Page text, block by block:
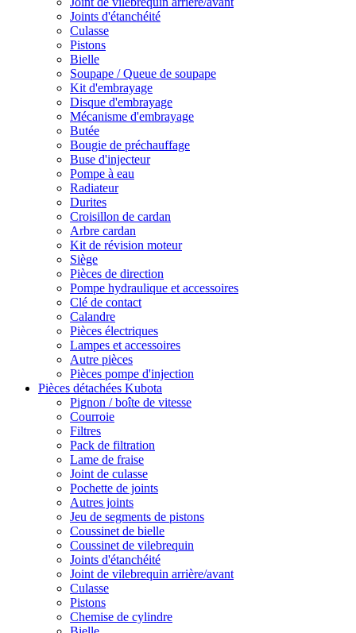
Joints d'étanchéité
Culasse
Pistons
Bielle
Soupape / Queue de soupape
Kit d'embrayage
Disque d'embrayage
Mécanisme d'embrayage
Butée
Bougie de préchauffage
Buse d'injecteur
Pompe à eau
Radiateur
Durites
Croisillon de cardan
Arbre cardan
Kit de révision moteur
Siège
Pièces de direction
Pompe hydraulique et accessoires
Clé de contact
Calandre
Pièces électriques
Lampes et accessoires
Autre pièces
Pièces pompe d'injection
Pièces détachées Kubota
Pignon / boîte de vitesse
Courroie
Filtres
Pack de filtration
Lame de fraise
Joint de culasse
Pochette de joints
Autres joints
Jeu de segments de pistons
Coussinet de bielle
Coussinet de vilebrequin
Joints d'étanchéité
Joint de vilebrequin arrière/avant
Culasse
Pistons
Chemise de cylindre